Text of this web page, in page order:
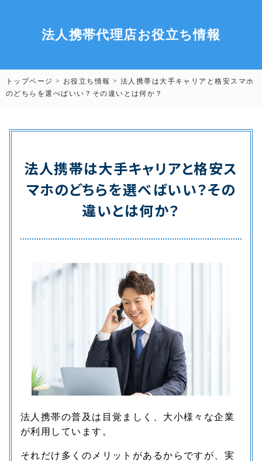
法人携帯代理店お役立ち情報
トップページ > お役立ち情報 > 法人携帯は大手キャリアと格安スマホ
のどちらを選べばいい？その違いとは何か？
法人携帯は大手キャリアと格安ス
マホのどちらを選べばいい？その
違いとは何か？
法人携帯の普及は目覚ましく、大小様々な企業
が利用しています。
それだけ多くのメリットがあるからですが、実